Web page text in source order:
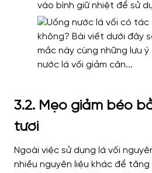
vào bình giữ nhiệt để sử
3.2. Mẹo giảm béo
tươi
Ngoài việc sử dụng lá vối
nhiều nguyên liệu khác để